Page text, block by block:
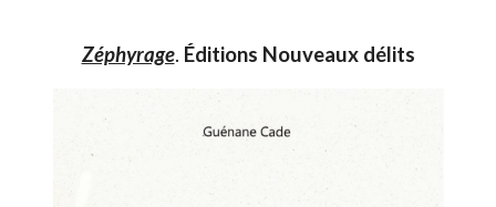
Zéphyrage. Éditions Nouveaux délits